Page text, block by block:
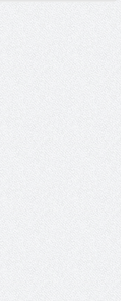
از بحران در مرز مغرب و اسپانیا